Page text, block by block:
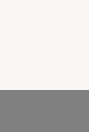
Trainerin wirkt